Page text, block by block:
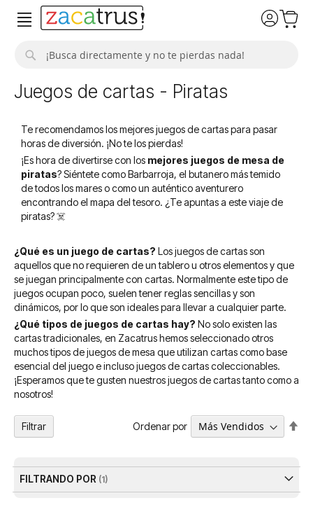
Juegos de cartas - Piratas
Te recomendamos los mejores juegos de cartas para pasar
horas de diversión. ¡No te los pierdas!
¡Es hora de divertirse con los mejores juegos de mesa de
piratas? Siéntete como Barbarroja, el butanero más temido
de todos los mares o como un auténtico aventurero
encontrando el mapa del tesoro. ¿Te apuntas a este viaje de
piratas? ☠️
¿Qué es un juego de cartas? Los juegos de cartas son
aquellos que no requieren de un tablero u otros elementos y que
se juegan principalmente con cartas. Normalmente este tipo de
juegos ocupan poco, suelen tener reglas sencillas y son
dinámicos, por lo que son ideales para llevar a cualquier parte.
¿Qué tipos de juegos de cartas hay? No solo existen las
cartas tradicionales, en Zacatrus hemos seleccionado otros
muchos tipos de juegos de mesa que utilizan cartas como base
esencial del juego e incluso juegos de cartas coleccionables.
¡Esperamos que te gusten nuestros juegos de cartas tanto como a
nosotros!
Ordenar por
Filtrar
FILTRANDO POR